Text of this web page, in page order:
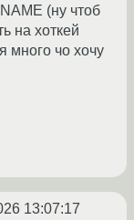
(ну чтоб
на хоткей
много чо хочу
13:07:17